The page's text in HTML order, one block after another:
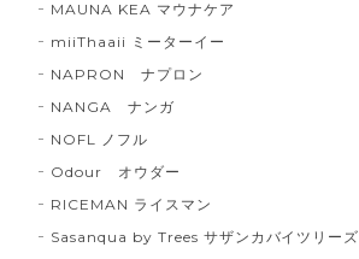
MAUNA KEA マウナケア
miiThaaii ミーターイー
NAPRON ナプロン
NANGA ナンガ
NOFL ノフル
Odour オウダー
RICEMAN ライスマン
Sasanqua by Trees サザンカバイツリーズ